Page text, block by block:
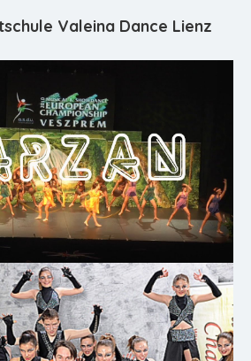
Valeina Dance Lienz